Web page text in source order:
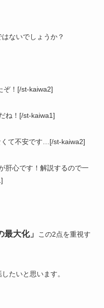
ないでしょうか？
ぞ！[/st-kaiwa2]
ね！[/st-kaiwa1]
て不安です…[/st-kaiwa2]
肝心です！解説するので一
最大化」
この2点を重視す
たいと思います。